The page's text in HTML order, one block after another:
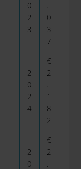
0
2
3
.
0
3
7
2
0
2
4
€
2
.
1
8
2
2
0
€
2
.